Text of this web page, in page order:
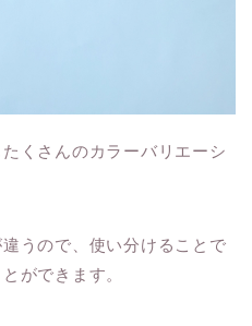
くさんのカラーバリエーシ
うので、使い分けることで
ができます。